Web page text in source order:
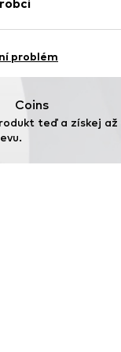
4
problém
Coins
teď a získej až